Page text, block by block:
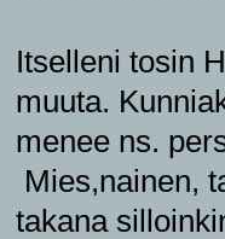
Itselleni tosin
muuta.
menee ns.
Mies,nainen,
takana